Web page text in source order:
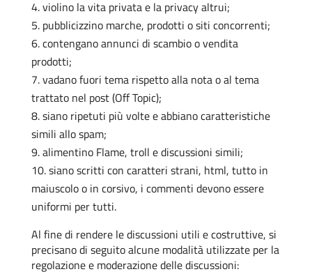
violino la vita privata e la privacy altrui;
pubblicizzino marche, prodotti o siti concorrenti;
contengano annunci di scambio o vendita
prodotti;
vadano fuori tema rispetto alla nota o al tema
trattato nel post (Off Topic);
siano ripetuti più volte e abbiano caratteristiche
simili allo spam;
alimentino Flame, troll e discussioni simili;
siano scritti con caratteri strani, html, tutto in
maiuscolo o in corsivo, i commenti devono essere
uniformi per tutti.
Al fine di rendere le discussioni utili e costruttive, si
precisano di seguito alcune modalità utilizzate per la
regolazione e moderazione delle discussioni: